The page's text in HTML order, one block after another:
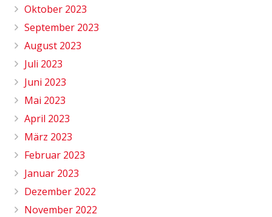
Oktober 2023
September 2023
August 2023
Juli 2023
Juni 2023
Mai 2023
April 2023
März 2023
Februar 2023
Januar 2023
Dezember 2022
November 2022